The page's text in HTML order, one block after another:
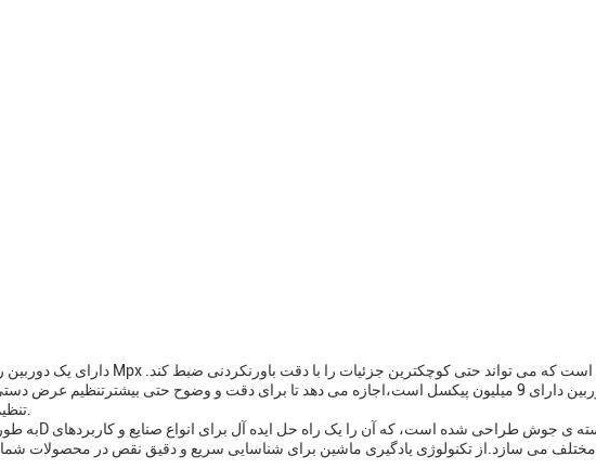
دوربین دارای 9 میلیون پیکسل است،اجازه می دهد تا برای دقت و وضوح حتی بیشترتنظیم
مختلف می سازد.از تکنولوژی یادگیری ماشین برای شناسایی سریع و دقیق نقص در محصولات شما